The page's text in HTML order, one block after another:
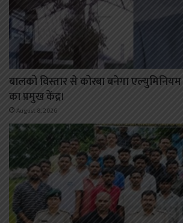
बालको विस्तार से कोरबा बनेगा एल्युमिनियम
का प्रमुख केंद्र।
August 8, 2026